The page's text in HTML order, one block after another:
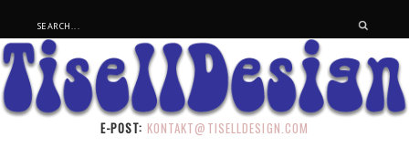
E-POST: KONTAKT@TISELLDESIGN.COM